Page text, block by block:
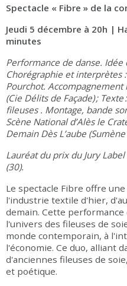
Spectacle « Fibre » de la
Jeudi 5 décembre à 20h |
minutes
Performance de danse. Idée
Chorégraphie et interprètes
Pourchot. Accompagnement
(Cie Délits de Façade) ;
fileuses . Montage, bande
Scène National d’Alès le
Demain Dès L’aube (Sumène
Lauréat du prix du Jury
(30).
Le spectacle Fibre offre
l'industrie textile d'hier,
demain. Cette
l'univers des fileuses de
monde contemporain, à
l'économie. Ce duo, alliant
d'anciennes fileuses de
et poétique.